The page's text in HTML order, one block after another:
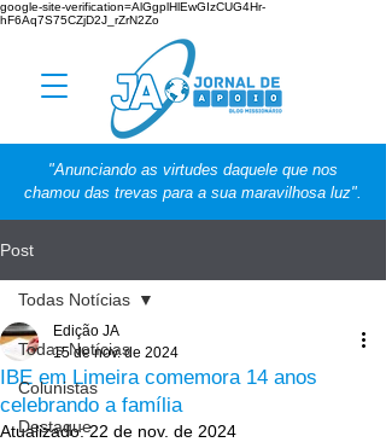
google-site-verification=AlGgplHlEwGIzCUG4Hr-
hF6Aq7S75CZjD2J_rZrN2Zo
"Anunciando as virtudes daquele que nos
chamou das trevas para a sua maravilhosa luz".
Post
Todas Notícias
Colunistas
Destaque
Todas Notícias
IBE em Limeira comemora 14 anos
celebrando a família
Edição JA
15 de nov. de 2024
Atualizado:22 de nov. de 2024